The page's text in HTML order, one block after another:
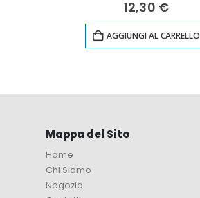
12,30 €
AGGIUNGI AL CARRELLO
Mappa del Sito
Home
Chi Siamo
Negozio